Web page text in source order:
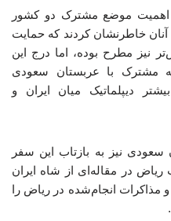
اهمیت موضع مشترک دو کشور
آنان خاطرنشان کردند که حمایت
نیز مطرح بوده، اما درج این
مشترک با عربستان سعودی
دیپلماتیک میان ایران و
نیز به بازتاب این سفر
ریاض در مقاله‌ای از شاه ایران
مذاکرات انجام‌شده در ریاض را